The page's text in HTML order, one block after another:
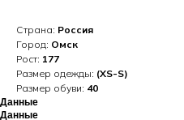
Страна: Россия
Город: Омск
Рост: 177
Размер одежды: (XS-S)
Размер обуви: 40
Данные
Данные